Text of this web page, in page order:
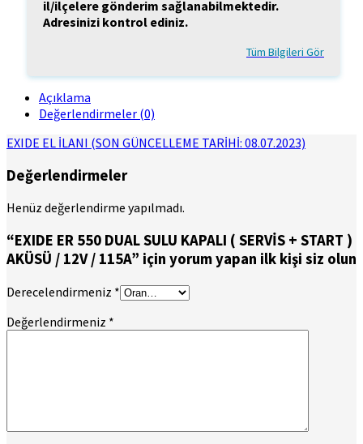
il/ilçelere gönderim sağlanabilmektedir.
Adresinizi kontrol ediniz.
Tüm Bilgileri Gör
Açıklama
Değerlendirmeler (0)
EXIDE EL İLANI (SON GÜNCELLEME TARİHİ: 08.07.2023)
Değerlendirmeler
Henüz değerlendirme yapılmadı.
“EXIDE ER 550 DUAL SULU KAPALI ( SERVİS + START )
AKÜSÜ / 12V / 115A” için yorum yapan ilk kişi siz olun
Derecelendirmeniz *
Değerlendirmeniz *